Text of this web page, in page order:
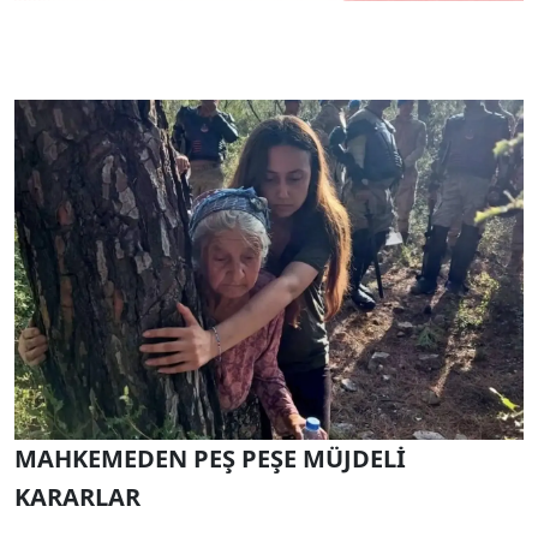
MAHKEMEDEN PEŞ PEŞE MÜJDELİ
KARARLAR